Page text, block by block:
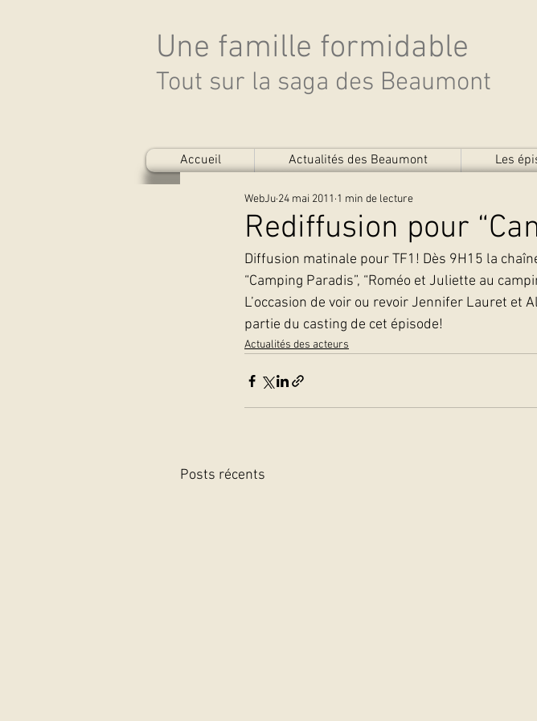
Une famille formidable
Tout sur la saga des Beaumont
Accueil Actualités des Beaumont Les
Rediffusion pour
WebJu 24 mai 2011 1 min de lecture
Diffusion matinale pour TF1! Dès 9H15 la
“Camping Paradis”, “Roméo et Juliette au
L’occasion de voir ou revoir Jennifer Lauret et
partie du casting de cet épisode!
Actualités des acteurs
Posts récents